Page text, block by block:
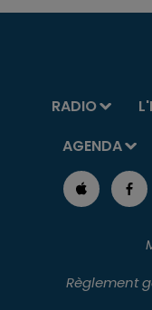
RADIO
AGENDA
Règlement